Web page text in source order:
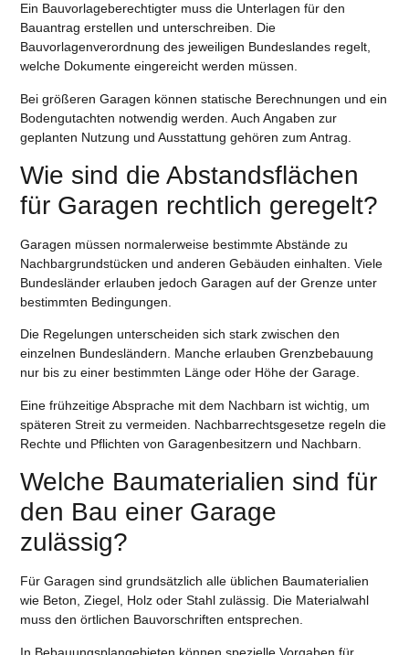
Ein Bauvorlageberechtigter muss die Unterlagen für den
Bauantrag erstellen und unterschreiben. Die
Bauvorlagenverordnung des jeweiligen Bundeslandes regelt,
welche Dokumente eingereicht werden müssen.
Bei größeren Garagen können statische Berechnungen und ein
Bodengutachten notwendig werden. Auch Angaben zur
geplanten Nutzung und Ausstattung gehören zum Antrag.
Wie sind die Abstandsflächen
für Garagen rechtlich geregelt?
Garagen müssen normalerweise bestimmte Abstände zu
Nachbargrundstücken und anderen Gebäuden einhalten. Viele
Bundesländer erlauben jedoch Garagen auf der Grenze unter
bestimmten Bedingungen.
Die Regelungen unterscheiden sich stark zwischen den
einzelnen Bundesländern. Manche erlauben Grenzbebauung
nur bis zu einer bestimmten Länge oder Höhe der Garage.
Eine frühzeitige Absprache mit dem Nachbarn ist wichtig, um
späteren Streit zu vermeiden. Nachbarrechtsgesetze regeln die
Rechte und Pflichten von Garagenbesitzern und Nachbarn.
Welche Baumaterialien sind für
den Bau einer Garage
zulässig?
Für Garagen sind grundsätzlich alle üblichen Baumaterialien
wie Beton, Ziegel, Holz oder Stahl zulässig. Die Materialwahl
muss den örtlichen Bauvorschriften entsprechen.
In Bebauungsplangebieten können spezielle Vorgaben für